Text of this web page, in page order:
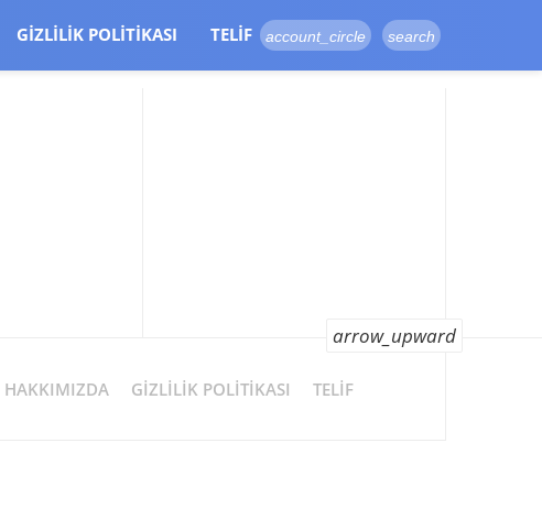
GIZLILIK POLITIKASI TELIF account_circle search
HAKKIMIZDA GIZLILIK POLITIKASI TELIF
arrow_upward